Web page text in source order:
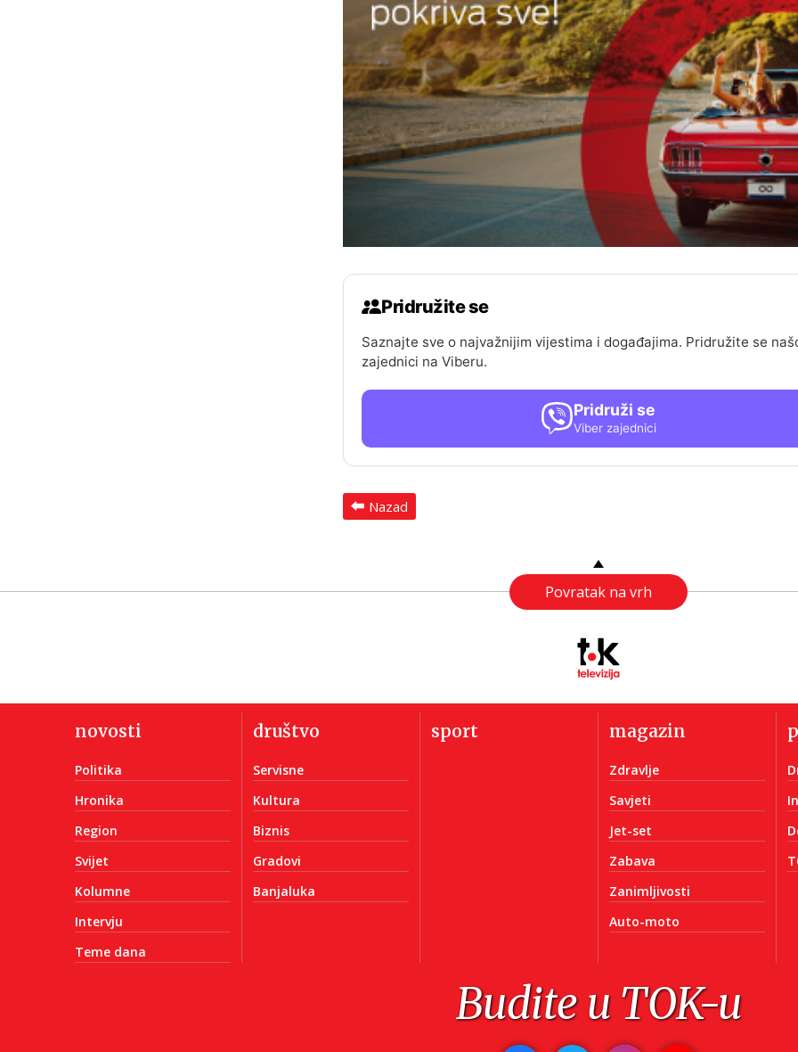
Pridružite se
Saznajte sve o najvažnijim vijestima i događajima. Pridružite se
zajednici na Viberu.
Pridruži se
Viber zajednici
Nazad
Povratak na vrh
novosti
Politika
Hronika
Region
Svijet
Kolumne
Intervju
Teme dana
društvo
Servisne
Kultura
Biznis
Gradovi
Banjaluka
sport magazin
Zdravlje
Savjeti
Jet-set
Zabava
Zanimljivosti
Auto-moto
Budite u TOK-u